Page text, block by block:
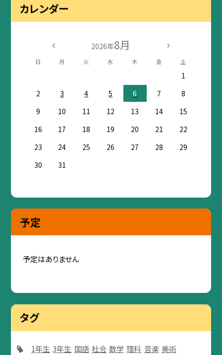
カレンダー
2026年8月
日 月 火 水 木 金 土
1
2
3 4 5 6 7
8
9
10 11 12 13 14
15
16
17 18 19 20 21
22
23
24 25 26 27 28
29
30
31
予定
予定はありません
タグ
1年生 3年生 国語 社会 数学 理科 音楽 美術